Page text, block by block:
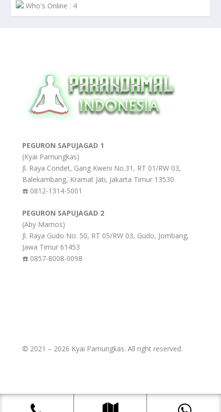
Who's Online : 4
PEGURON SAPUJAGAD 1
(Kyai Pamungkas)
Jl. Raya Condet, Gang Kweni No.31, RT 01/RW 03,
Balekambang, Kramat Jati, Jakarta Timur 13530
☎️ 0812-1314-5001
PEGURON SAPUJAGAD 2
(Aby Marnos)
Jl. Raya Gudo No. 50, RT 05/RW 03, Gudo, Jombang,
Jawa Timur 61453
☎️ 0857-8008-0098
© 2021 – 2026 Kyai Pamungkas. All right reserved.